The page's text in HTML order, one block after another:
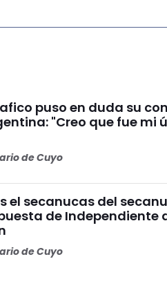
puso en duda su
"Creo que fue mi
de Cuyo
el secanucas del
de Independiente
de Cuyo